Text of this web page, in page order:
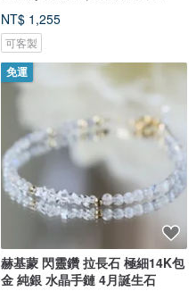
NT$ 1,255
可客製
免運
赫基蒙 閃靈鑽 拉長石 極細14K包
金 純銀 水晶手鏈 4月誕生石